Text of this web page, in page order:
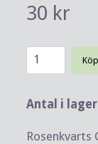
30 kr
Köp
Antal i
Rosenkvarts